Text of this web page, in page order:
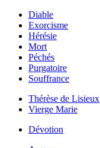
Diable
Exorcisme
Hérésie
Mort
Péchés
Purgatoire
Souffrance
Thérèse de Lisieux
Vierge Marie
Dévotion